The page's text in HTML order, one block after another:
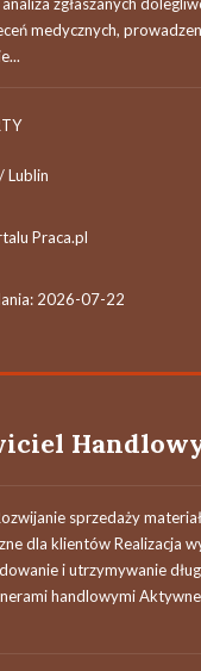
medycznych,
Lublin
Praca.pl
2026-07-22
sprzedaży
dla klientów Realizacja
i utrzymywanie
handlowymi